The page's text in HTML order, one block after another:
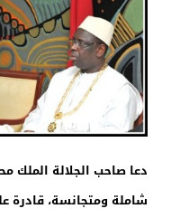
دعا صاحب الجلالة الملك
شاملة ومتجانسة، قادرة